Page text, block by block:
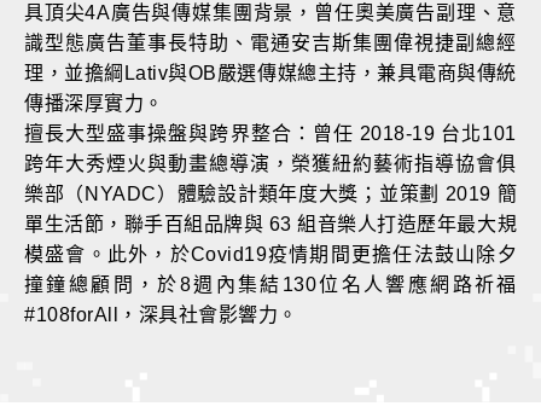
具頂尖4A廣告與傳媒集團背景，曾任奧美廣告副理、意
識型態廣告董事長特助、電通安吉斯集團偉視捷副總經
理，並擔綱Lativ與OB嚴選傳媒總主持，兼具電商與傳統
傳播深厚實力。
擅長大型盛事操盤與跨界整合：曾任 2018-19 台北101
跨年大秀煙火與動畫總導演，榮獲紐約藝術指導協會俱
樂部（NYADC）體驗設計類年度大獎；並策劃 2019 簡
單生活節，聯手百組品牌與 63 組音樂人打造歷年最大規
模盛會。此外，於Covid19疫情期間更擔任法鼓山除夕
撞鐘總顧問，於8週內集結130位名人響應網路祈福
#108forAll，深具社會影響力。